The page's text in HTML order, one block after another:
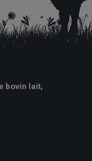
bovin lait,